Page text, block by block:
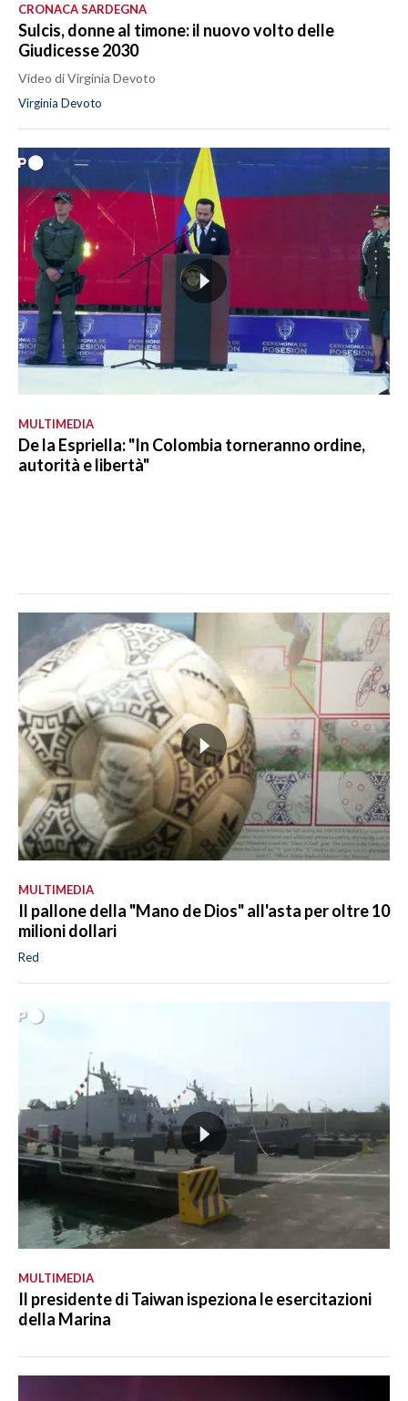
CRONACA SARDEGNA
Sulcis, donne al timone: il nuovo volto delle
Giudicesse 2030
Video di Virginia Devoto
Virginia Devoto
MULTIMEDIA
De la Espriella: "In Colombia torneranno ordine,
autorità e libertà"
MULTIMEDIA
Il pallone della "Mano de Dios" all'asta per oltre 10
milioni dollari
Red
MULTIMEDIA
Il presidente di Taiwan ispeziona le esercitazioni
della Marina